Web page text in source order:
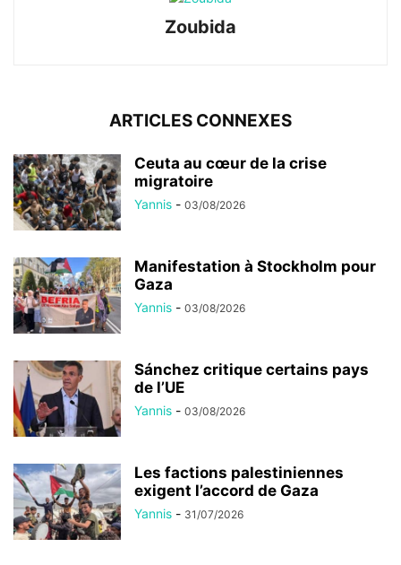
Zoubida
ARTICLES CONNEXES
Ceuta au cœur de la crise
migratoire
Yannis - 03/08/2026
Manifestation à Stockholm pour
Gaza
Yannis - 03/08/2026
Sánchez critique certains pays
de l’UE
Yannis - 03/08/2026
Les factions palestiniennes
exigent l’accord de Gaza
Yannis - 31/07/2026